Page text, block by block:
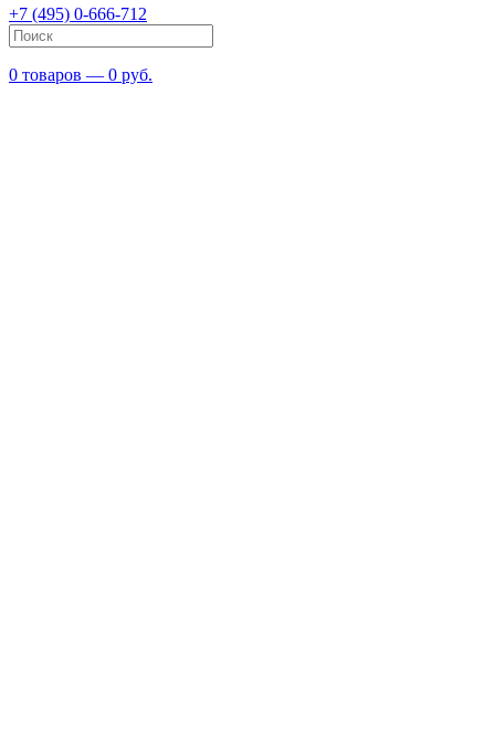
+7 (495) 0-666-712
0 товаров — 0 руб.